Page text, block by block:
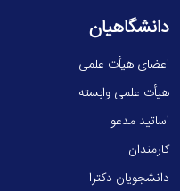
دانشگاهیان
اعضای هیأت علمی
هیأت علمی وابسته
اساتید مدعو
کارمندان
دانشجویان دکترا